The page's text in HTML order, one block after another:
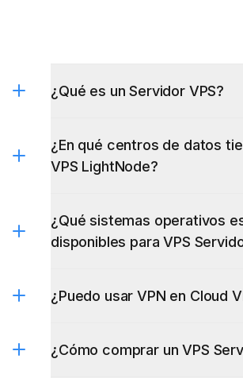
¿Qué es un Servidor VPS?
¿En qué centros de datos
VPS LightNode?
¿Qué sistemas operativos
disponibles para VPS
¿Puedo usar VPN en Cloud
¿Cómo comprar un VPS